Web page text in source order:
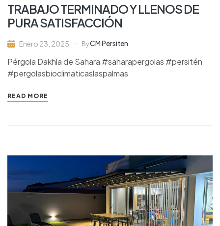
TRABAJO TERMINADO Y LLENOS DE
PURA SATISFACCIÓN
Enero 23, 2025 ByCM Persiten
Pérgola Dakhla de Sahara #saharapergolas #persitén
#pergolasbioclimaticaslaspalmas
READ MORE